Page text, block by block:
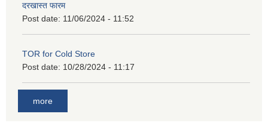
दरखास्त फारम
Post date: 11/06/2024 - 11:52
TOR for Cold Store
Post date: 10/28/2024 - 11:17
more